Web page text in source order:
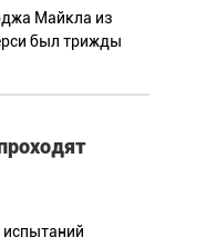
Майкла из
был трижды